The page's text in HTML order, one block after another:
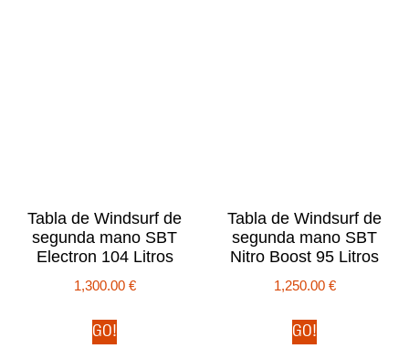
Tabla de Windsurf de
segunda mano SBT
Electron 104 Litros
1,300.00 €
GO!
Tabla de Windsurf de
segunda mano SBT
Nitro Boost 95 Litros
1,250.00 €
GO!